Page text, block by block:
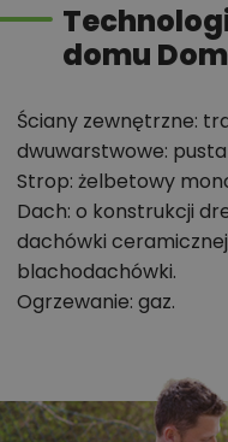
domu
Ściany zewnętrzne:
dwuwarstwowe:
Strop: żelbetowy
Dach: o konstrukcji
dachówki
blachodachówki.
Ogrzewanie: gaz.